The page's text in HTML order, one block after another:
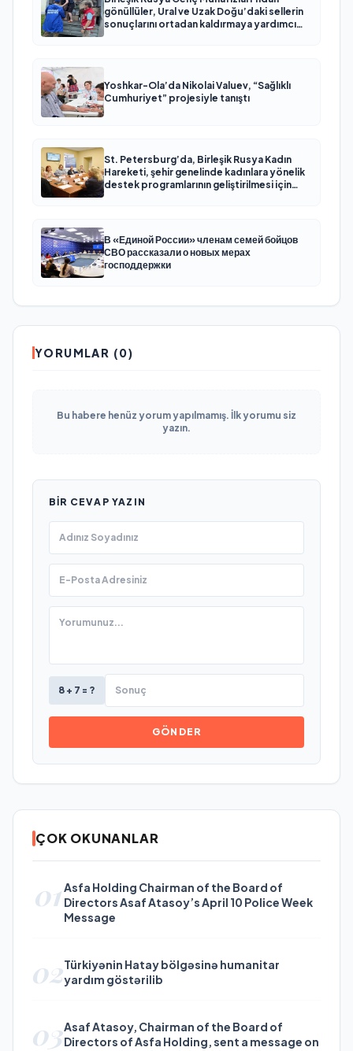
gönüllüler, Ural ve Uzak Doğu’daki sellerin
sonuçlarını ortadan kaldırmaya yardımcı
Yoshkar-Ola’da Nikolai Valuev, “Sağlıklı
Cumhuriyet” projesiyle tanıştı
St. Petersburg’da, Birleşik Rusya Kadın
Hareketi, şehir genelinde kadınlara yönelik
destek programlarının geliştirilmesi için
В «Единой России» членам семей бойцов
СВО рассказали о новых мерах
господдержки
YORUMLAR (0)
Bu habere henüz yorum yapılmamış. İlk yorumu siz
yazın.
BIR CEVAP YAZIN
8 + 7 = ?
GÖNDER
ÇOK OKUNANLAR
01Asfa Holding Chairman of the Board of
Directors Asaf Atasoy’s April 10 Police Week
Message
02Türkiyənin Hatay bölgəsinə humanitar
yardım göstərilib
03Asaf Atasoy, Chairman of the Board of
Directors of Asfa Holding, sent a message on